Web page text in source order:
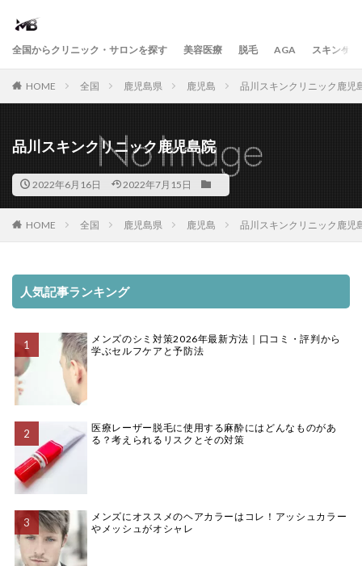
全国からクリニック・サロンを探す 美容医療 脱毛 AGA スキンケア
HOME 全国 鹿児島県 鹿児島 品川スキンクリニック鹿児
品川スキンクリニック鹿児島院
2022年6月16日 2022年7月15日
HOME 全国 鹿児島県 鹿児島 品川スキンクリニック鹿児
人気記事ランキング
メンズのシミ対策2026年最新方法｜口コミ・評判から
学ぶセルフケアと予防法
医療レーザー脱毛に使用する麻酔にはどんなものがあ
る？考えられるリスクとその対策
メンズにオススメのヘアカラーはコレ！アッシュカラー
やメッシュがオシャレ